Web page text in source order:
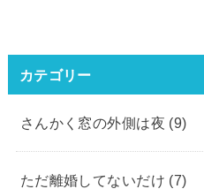
カテゴリー
さんかく窓の外側は夜 (9)
ただ離婚してないだけ (7)